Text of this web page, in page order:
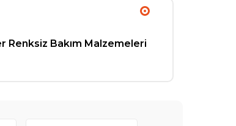
Renksiz Bakım Malzemeleri